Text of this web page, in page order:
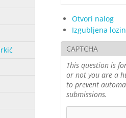
Otvori nalog
Izgubljena
CAPTCHA
This question is
or not you are a
to prevent
submissions.